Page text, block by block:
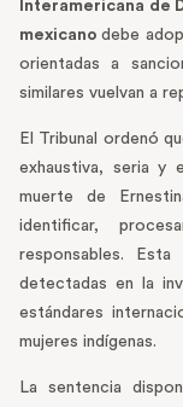
Interamericana de
mexicanodebe
orientadas a
similares vuelvan a
El Tribunal ordenó
exhaustiva, seria y
muerte de
identificar,
responsables.
detectadas en la
estándares
mujeres indígenas.
La sentencia